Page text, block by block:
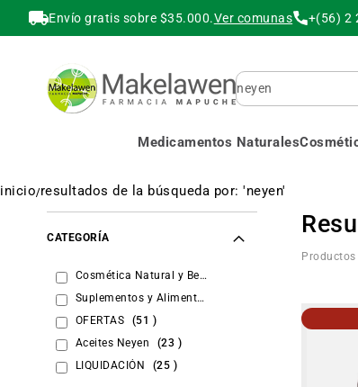
Envío gratis sobre $35.000.Ver comunas +(56) 2
Buscar
Medicamentos Naturales
inicio resultados de la búsqueda por: 'neyen'
CATEGORÍA
Cosmética Natural y Belleza
Suplementos y Alimentos
OFERTAS
51 items
Aceites Neyen
23 items
LIQUIDACIÓN
25 items